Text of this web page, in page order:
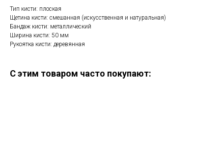
Тип кисти: плоская
Щетина кисти: смешанная (искусственная и натуральная)
Бандаж кисти: металлический
Ширина кисти: 50 мм
Рукоятка кисти: деревянная
С этим товаром часто покупают: